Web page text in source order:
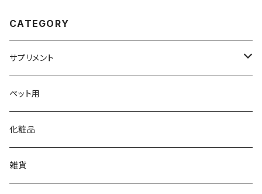
CATEGORY
サプリメント
大草原の乳酸菌
NS-Max
NS-Slim
チイサナミカタ
ビタミン／ミネラル
ペット用
化粧品
雑貨